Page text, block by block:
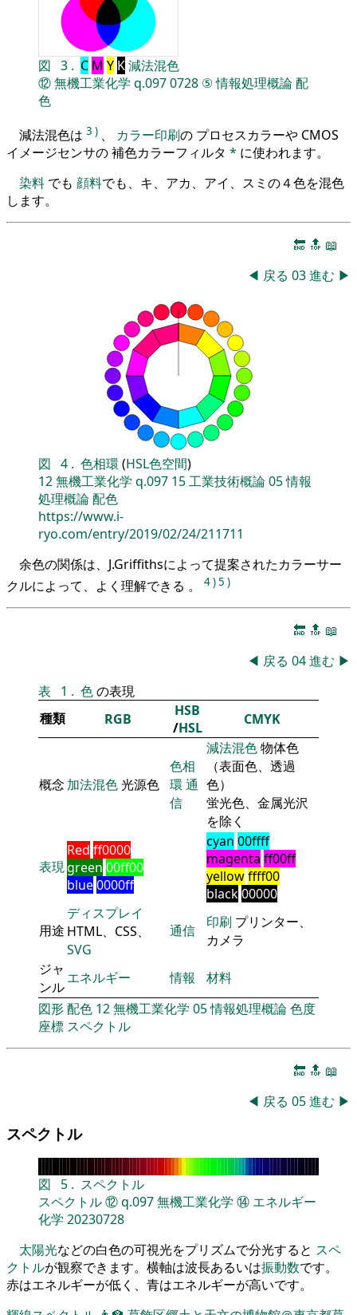
図 3 . C M Y K減法混色
⑫無機工業化学 q.0970728 ⑤情報処理概論配
色
減法混色は 3 ) 、 カラー印刷の プロセスカラーや CMOS
イメージセンサの 補色カラーフィルタ * に使われます。
染料 でも 顔料でも、キ、アカ、アイ、スミの４色を混色
します。
🔚 🔝 📖
◀ 戻る 03進む ▶
図 4 . 色相環 (HSL色空間)
12無機工業化学 q.097 15工業技術概論05情報
処理概論配色
https://www.i-
ryo.com/entry/2019/02/24/211711
余色の関係は、J.Griffithsによって提案されたカラーサー
クルによって、よく理解できる 。
4)5 )
🔚 🔝 📖
◀ 戻る 04進む ▶
表
1 . 色の表現
種類
RGB
HSB
/HSL CMYK
概念 加法混色光源色
色相
環 通
信
減法混色物体色
（表面色、透過
色）
蛍光色、金属光沢
を除く
表現
Red ff0000
green 00ff00
blue0000ff
cyan 00ffff
magenta ff00ff
yellowffff00
black00000
用途
ディスプレイ
HTML、CSS、
SVG
通信 印刷 プリンター、
カメラ
ジャ
ンル
エネルギー 情報
材料
図形配色 12無機工業化学 05情報処理概論色度
座標 スペクトル
🔚 🔝 📖
◀ 戻る 05進む ▶
スペクトル
図 5 . スペクトル
スペクトル⑫q.097無機工業化学 ⑭ エネルギー
化学 20230728
太陽光などの白色の可視光をプリズムで分光すると スペ
クトルが観察できます。横軸は波長あるいは振動数です。
赤はエネルギーが低く、青はエネルギーが高いです。